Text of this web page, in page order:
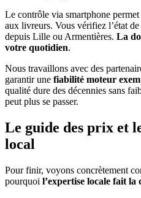
Le contrôle via smartphone
aux livreurs. Vous vérifiez l’état
depuis Lille ou Armentières. La
votre quotidien.
Nous travaillons avec des
garantir une fiabilité moteur
qualité dure des décennies sans
peut plus se passer.
Le guide des prix et
local
Pour finir, voyons concrètement
pourquoi l’expertise locale fait la